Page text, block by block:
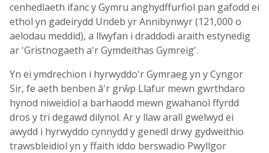
cenhedlaeth ifanc y Gymru anghydffurfiol pan gafodd ei
ethol yn gadeirydd Undeb yr Annibynwyr (121,000 o
aelodau meddid), a llwyfan i draddodi araith estynedig
ar 'Gristnogaeth a'r Gymdeithas Gymreig'.
Yn ei ymdrechion i hyrwyddo'r Gymraeg yn y Cyngor
Sir, fe aeth benben â'r grŵp Llafur mewn gwrthdaro
hynod niweidiol a barhaodd mewn gwahanol ffyrdd
dros y tri degawd dilynol. Ar y llaw arall gwelwyd ei
awydd i hyrwyddo cynnydd y genedl drwy gydweithio
trawsbleidiol yn y ffaith iddo berswadio Pwyllgor